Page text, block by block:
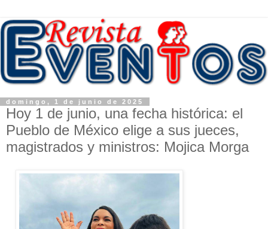
domingo, 1 de junio de 2025
Hoy 1 de junio, una fecha histórica: el
Pueblo de México elige a sus jueces,
magistrados y ministros: Mojica Morga